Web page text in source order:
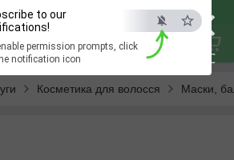
×
ESC
to our
permission prompts, click
notification icon
Косметика для волосся Маски,